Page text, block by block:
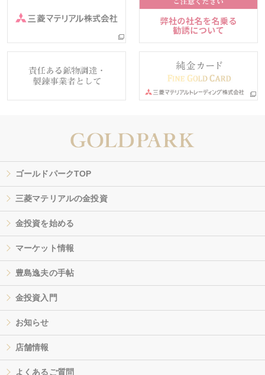
ゴールドパークTOP
三菱マテリアルの金投資
金投資を始める
マーケット情報
豊島逸夫の手帖
金投資入門
お知らせ
店舗情報
よくあるご質問